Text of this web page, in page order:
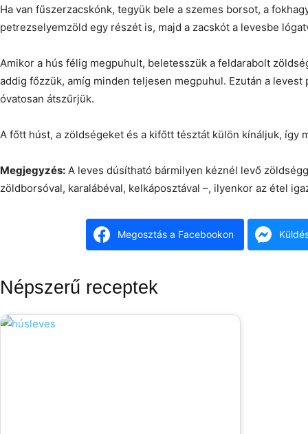
Ha van fűszerzacskónk, tegyük bele a szemes borsot, a
petrezselyemzöld egy részét is, majd a zacskót a levesbe
Amikor a hús félig megpuhult, beletesszük a feldarabolt
addig főzzük, amíg minden teljesen megpuhul. Ezután a
óvatosan átszűrjük.
A főtt húst, a zöldségeket és a kifőtt tésztát külön kínáljuk, így
Megjegyzés: A leves dúsítható bármilyen kéznél levő
zöldborsóval, karalábéval, kelkáposztával –, ilyenkor az étel
Megosztás a Facebookon
Népszerű receptek